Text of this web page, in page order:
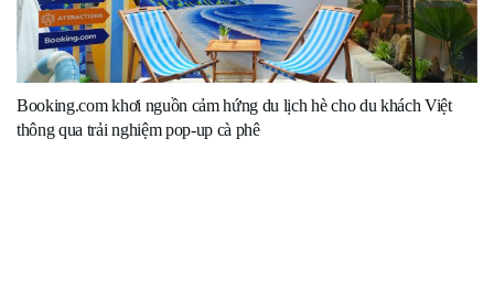
Booking.com khơi nguồn cảm hứng du lịch hè cho du khách Việt
thông qua trải nghiệm pop-up cà phê